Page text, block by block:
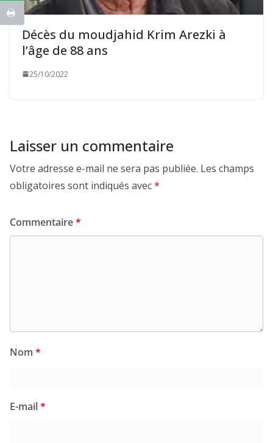
Décès du moudjahid Krim Arezki à
l’âge de 88 ans
25/10/2022
Laisser un commentaire
Votre adresse e-mail ne sera pas publiée. Les champs
obligatoires sont indiqués avec*
Commentaire*
Nom *
E-mail*